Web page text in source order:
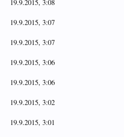
19.9.2015, 3:08
19.9.2015, 3:07
19.9.2015, 3:07
19.9.2015, 3:06
19.9.2015, 3:06
19.9.2015, 3:02
19.9.2015, 3:01